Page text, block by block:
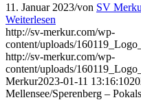
11. Januar 2023/von SV
Weiterlesen
http://sv-merkur.com/wp-
content/uploads/
http://sv-merkur.com/wp-
content/uploads/
Merkur2023-01-11 13:16:10
Mellensee/Sperenberg –